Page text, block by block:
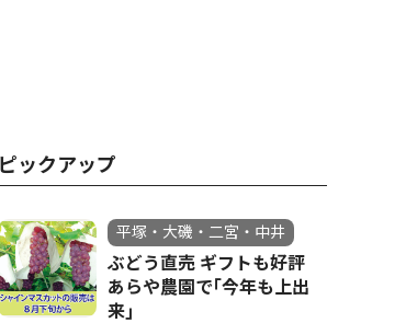
ピックアップ
平塚・大磯・二宮・中井
ぶどう直売 ギフトも好評
あらや農園で｢今年も上出
来｣